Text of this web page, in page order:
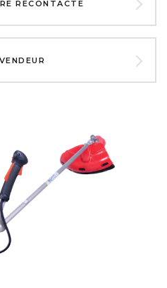
RECONTACTE